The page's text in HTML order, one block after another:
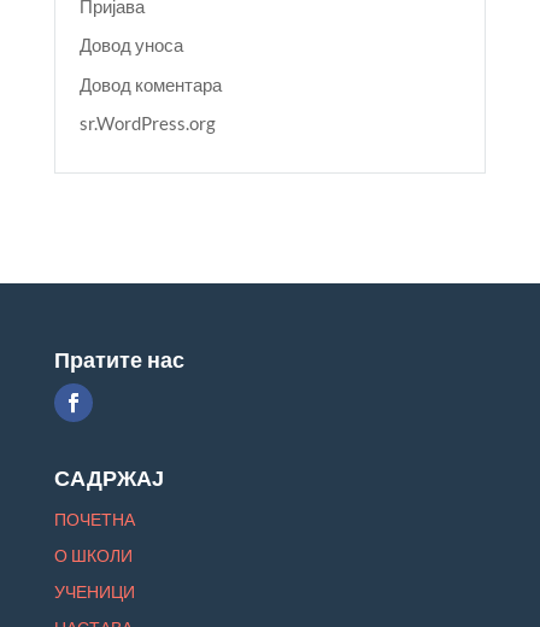
Пријава
Довод уноса
Довод коментара
sr.WordPress.org
Пратите нас
САДРЖАЈ
ПОЧЕТНА
О ШКОЛИ
УЧЕНИЦИ